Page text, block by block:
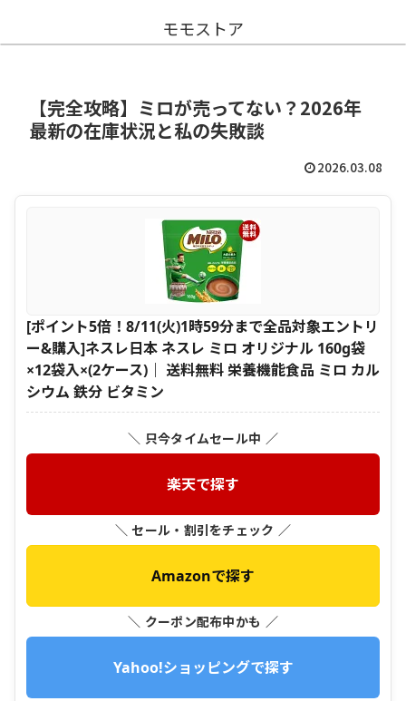
モモストア
【完全攻略】ミロが売ってない？2026年
最新の在庫状況と私の失敗談
2026.03.08
[ポイント5倍！8/11(火)1時59分まで全品対象エントリ
ー&購入]ネスレ日本 ネスレ ミロ オリジナル 160g袋
×12袋入×(2ケース)｜ 送料無料 栄養機能食品 ミロ カル
シウム 鉄分 ビタミン
＼ 只今タイムセール中 ／
楽天で探す
＼ セール・割引をチェック ／
Amazonで探す
＼ クーポン配布中かも ／
Yahoo!ショッピングで探す